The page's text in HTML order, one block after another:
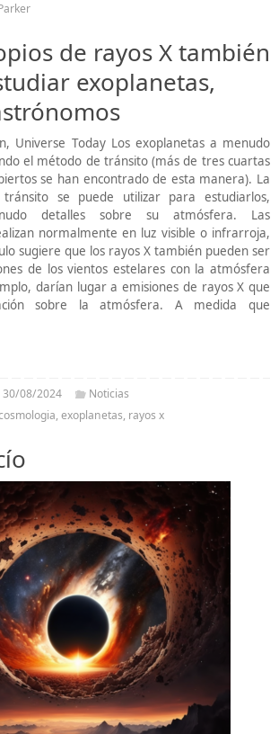
de rayos X también
exoplanetas,
Universe Today Los exoplanetas a menudo
el método de tránsito (más de tres cuartas
se han encontrado de esta manera). La
se puede utilizar para estudiarlos,
detalles sobre su atmósfera. Las
normalmente en luz visible o infrarroja,
sugiere que los rayos X también pueden ser
de los vientos estelares con la atmósfera
darían lugar a emisiones de rayos X que
sobre la atmósfera. A medida que
30/08/2024
Noticias
, exoplanetas, rayos x